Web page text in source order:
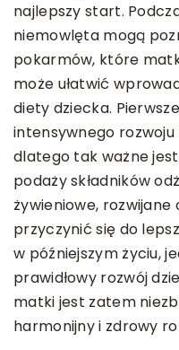
najlepszy start.
niemowlęta mogą
pokarmów, które
może ułatwić
diety dziecka.
intensywnego
dlatego tak ważne
podaży składników
żywieniowe, rozwijane
przyczynić się do
w późniejszym życiu,
prawidłowy rozwój
matki jest zatem
harmonijny i zdrowy